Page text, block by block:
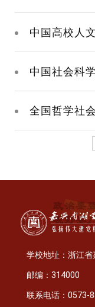
中国高校人
中国社会科
全国哲学社
学校地址：浙江
邮编：314000
联系电话：0573-